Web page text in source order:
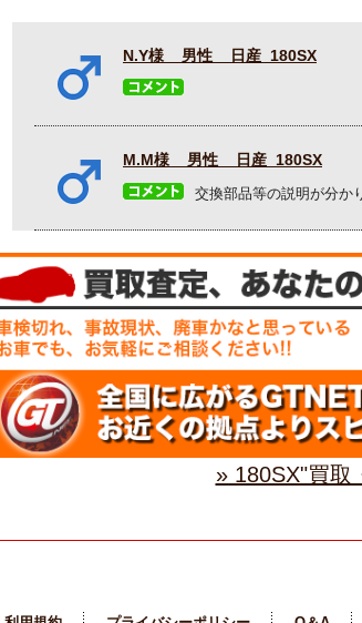
N.Y様 男性 日産 180SX
M.M様 男性 日産 180SX
交換部品等の説明が分か
» 180SX"買取